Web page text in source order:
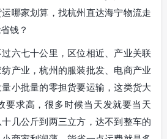
哪家划算，找杭州直达海宁物流走
钱？
六七十公里，区位相近、产业关联
产业，杭州的服装批发、电商产业
小批量的零担货要运输，这类货大
要求高，很多时候当天发就要当天
几公斤到两三立方，达不到整车的